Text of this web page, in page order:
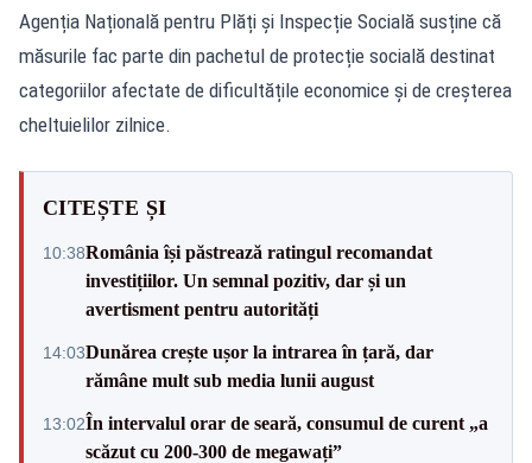
Agenția Națională pentru Plăți și Inspecție Socială susține că
măsurile fac parte din pachetul de protecție socială destinat
categoriilor afectate de dificultățile economice și de creșterea
cheltuielilor zilnice.
CITEȘTE ȘI
10:38România își păstrează ratingul recomandat
investițiilor. Un semnal pozitiv, dar și un
avertisment pentru autorități
14:03Dunărea crește ușor la intrarea în țară, dar
rămâne mult sub media lunii august
13:02În intervalul orar de seară, consumul de curent „a
scăzut cu 200-300 de megawați”